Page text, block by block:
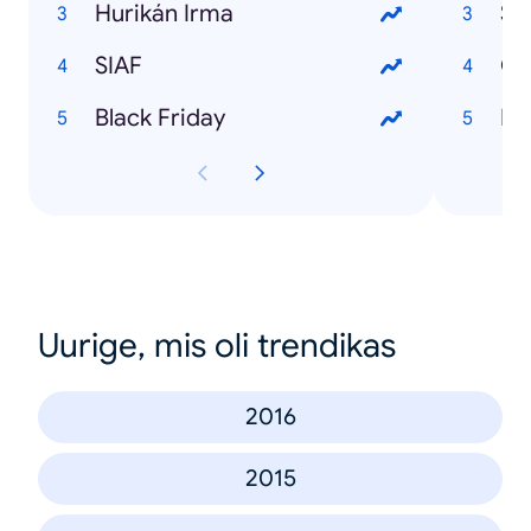
Hurikán Irma
SIAF
Black Friday
Uurige, mis oli trendikas
2016
2015